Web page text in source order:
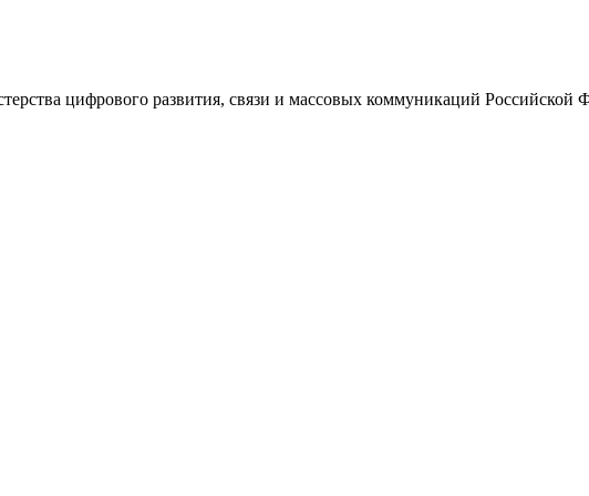
цифрового развития, связи и массовых коммуникаций Российской